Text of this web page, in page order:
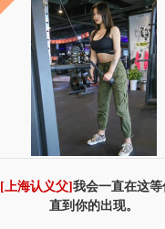
[上海认义父] 我会一直在这等
直到你的出现。